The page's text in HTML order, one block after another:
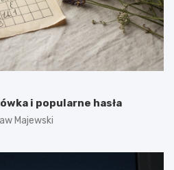
i popularne hasła
Majewski